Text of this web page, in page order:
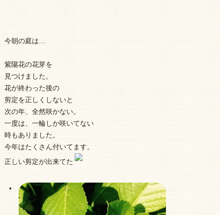
今朝の庭は…
紫陽花の花芽を
見つけました。
花が終わった後の
剪定を正しくしないと
次の年、全然咲かない。
一度は、一輪しか咲いてない
時もありました。
今年はたくさん付いてます。
正しい剪定が出来てた